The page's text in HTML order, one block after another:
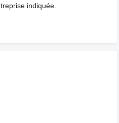
indiquée.